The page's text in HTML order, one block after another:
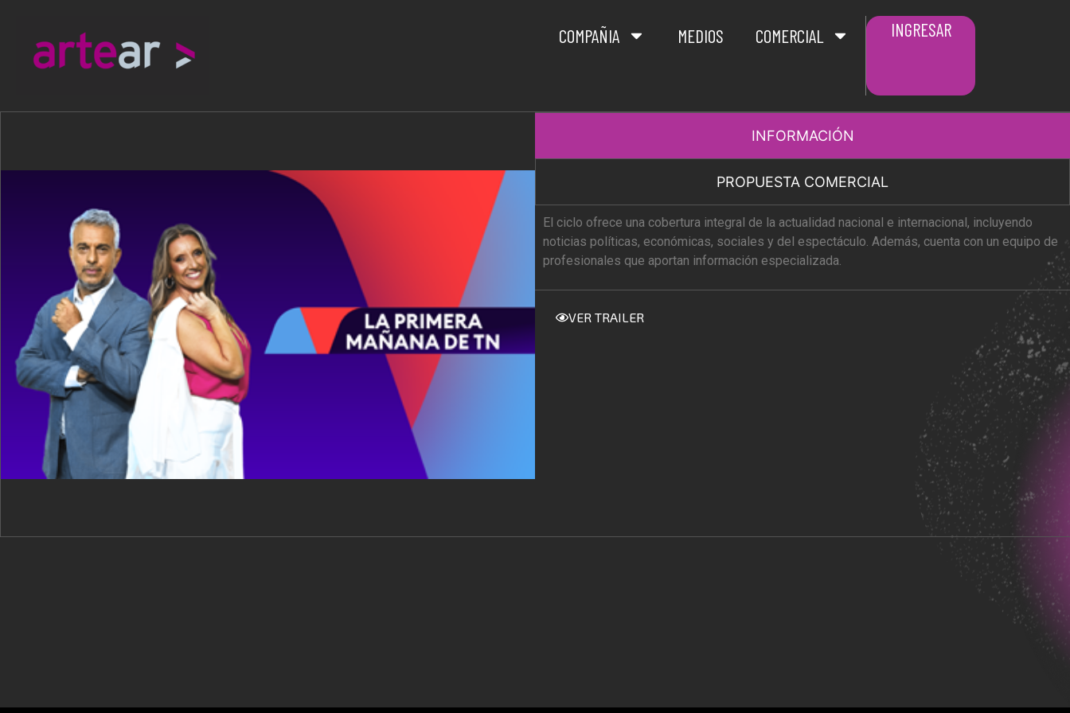
COMPAÑIA MEDIOS COMERCIAL INGRESAR
INFORMACIÓN
PROPUESTA COMERCIAL
El ciclo ofrece una cobertura integral de la actualidad nacional e internacional, incluyendo
noticias políticas, económicas, sociales y del espectáculo. Además, cuenta con un equipo de
profesionales que aportan información especializada.
VER TRAILER